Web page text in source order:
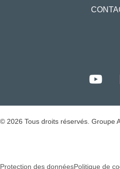
© 2026 Tous droits réservés. Groupe
Protection des donnéesPolitique de